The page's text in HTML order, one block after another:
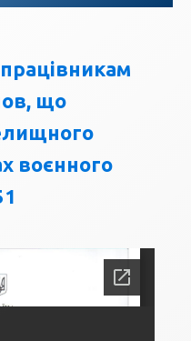
що
воєнного